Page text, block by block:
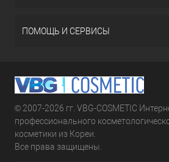
ПОМОЩЬ И СЕРВИСЫ
© 2007-2026 гг. VBG-COSMETIC
профессионального
косметики из Кореи.
Все права защищены.